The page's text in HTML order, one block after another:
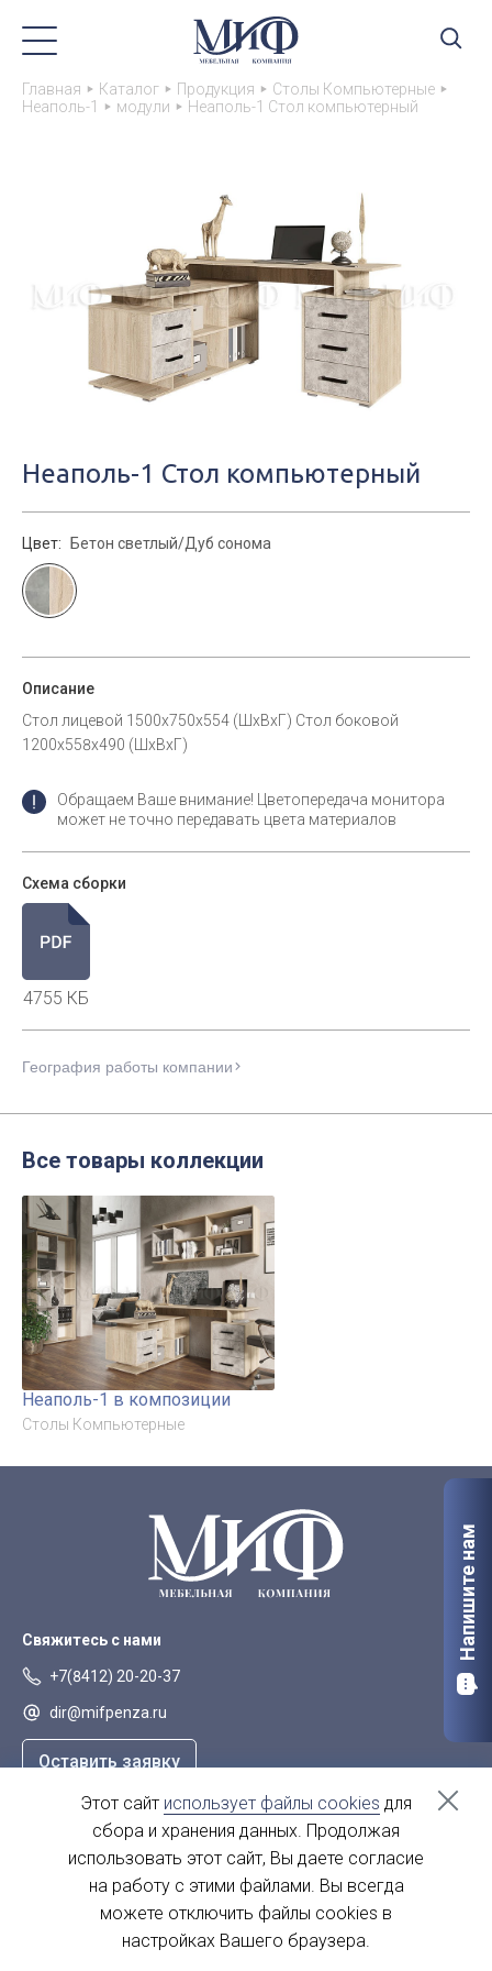
Главная Каталог Продукция
Столы Компьютерные
Неаполь-1
модули Неаполь-1 Стол компьютерный
Неаполь-1 Стол компьютерный
Цвет: Бетон светлый/Дуб сонома
Описание
Стол лицевой 1500х750х554 (ШхВхГ) Стол боковой
1200х558х490 (ШхВхГ)
Обращаем Ваше внимание! Цветопередача монитора
может не точно передавать цвета материалов
Схема сборки
4755 КБ
География работы компании
Все товары коллекции
Неаполь-1 в композиции
Столы Компьютерные
Свяжитесь с нами
+7(8412) 20-20-37
dir@mifpenza.ru
Оставить заявку
г. Пенза, ул. Аустрина, 139а
пн-пт - с 9.00-18.00
сб, вс - выходной
Напишите нам
Этот сайт использует файлы cookies для
сбора и хранения данных. Продолжая
использовать этот сайт, Вы даете согласие
на работу с этими файлами. Вы всегда
можете отключить файлы cookies в
настройках Вашего браузера.